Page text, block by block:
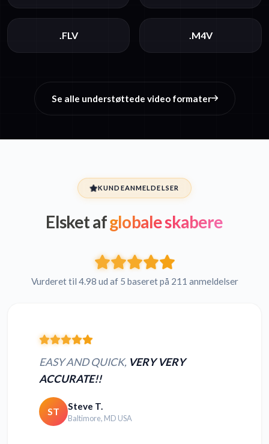
.FLV .M4V
Se alle understøttede video formater
KUNDEANMELDELSER
Elsket afglobale skabere
Vurderet til 4.98 ud af 5 baseret på 211 anmeldelser
EASY AND QUICK, VERY VERY
ACCURATE!!
ST Steve T.
Baltimore, MD USA